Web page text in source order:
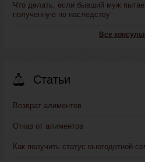
Что делать, если бывший муж
полученную по наследству
Все
Статьи
Возврат алиментов
Отказ от алиментов
Как получить статус многодетной